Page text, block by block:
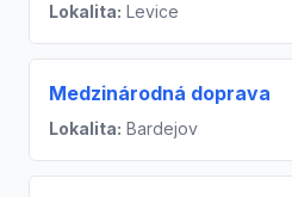
Lokalita: Levice
Medzinárodná doprava
Lokalita: Bardejov